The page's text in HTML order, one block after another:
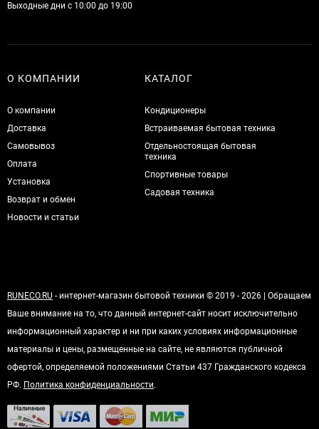
Выходные дни с 10:00 до 19:00
О КОМПАНИИ
О компании
Доставка
Самовывоз
Оплата
Установка
Возврат и обмен
Новости и статьи
КАТАЛОГ
Кондиционеры
Встраиваемая бытовая техника
Отдельностоящая бытовая
техника
Спортивные товары
Садовая техника
RUNECO.RU - интернет-магазин бытовой техники © 2019 - 2026 | Обращаем
Ваше внимание на то, что данный интернет-сайт носит исключительно
информационный характер и ни при каких условиях информационные
материалы и цены, размещенные на сайте, не являются публичной
офертой, определяемой положениями Статьи 437 Гражданского кодекса
РФ. Политика конфиденциальности.